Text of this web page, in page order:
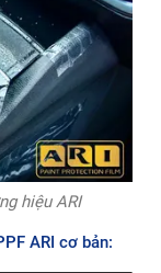
hiệu ARI
ARI cơ bản: